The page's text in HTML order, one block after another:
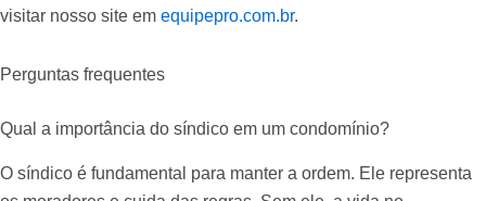
visitar nosso site em equipepro.com.br.
Perguntas frequentes
Qual a importância do síndico em um condomínio?
O síndico é fundamental para manter a ordem. Ele representa